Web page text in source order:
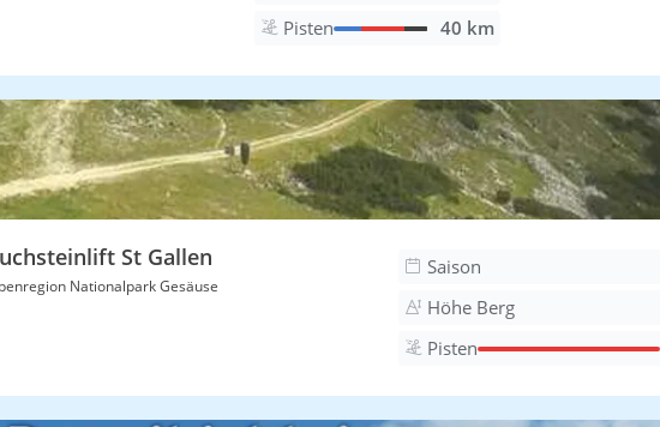
Pisten
40 km
St Gallen
Nationalpark Gesäuse
Saison
Höhe Berg
Pisten